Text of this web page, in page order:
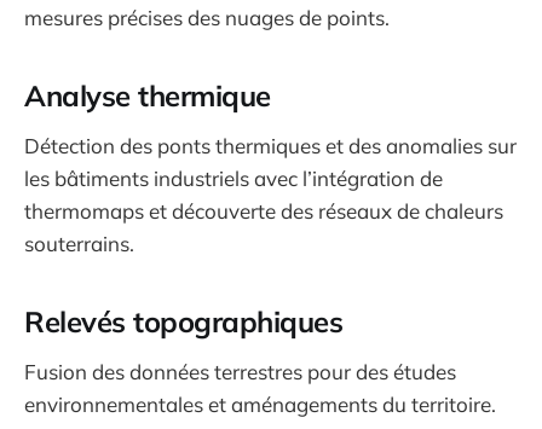
mesures précises des nuages de points.
Analyse thermique
Détection des ponts thermiques et des anomalies sur
les bâtiments industriels avec l’intégration de
thermomaps et découverte des réseaux de chaleurs
souterrains.
Relevés topographiques
Fusion des données terrestres pour des études
environnementales et aménagements du territoire.